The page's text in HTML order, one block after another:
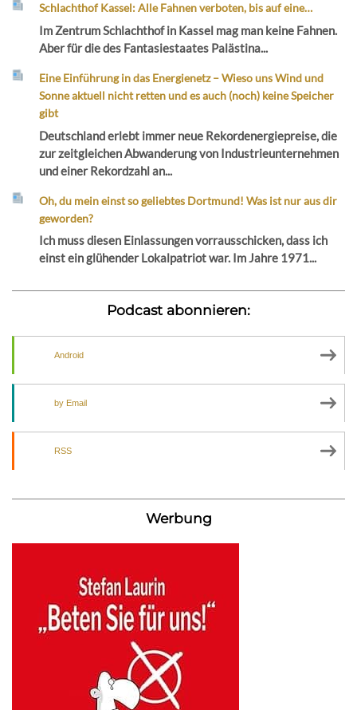
Schlachthof Kassel: Alle Fahnen verboten, bis auf eine…
Im Zentrum Schlachthof in Kassel mag man keine Fahnen.
Aber für die des Fantasiestaates Palästina...
Eine Einführung in das Energienetz – Wieso uns Wind und
Sonne aktuell nicht retten und es auch (noch) keine Speicher
gibt
Deutschland erlebt immer neue Rekordenergiepreise, die
zur zeitgleichen Abwanderung von Industrieunternehmen
und einer Rekordzahl an...
Oh, du mein einst so geliebtes Dortmund! Was ist nur aus dir
geworden?
Ich muss diesen Einlassungen vorrausschicken, dass ich
einst ein glühender Lokalpatriot war. Im Jahre 1971...
Podcast abonnieren:
Android
by Email
RSS
Werbung